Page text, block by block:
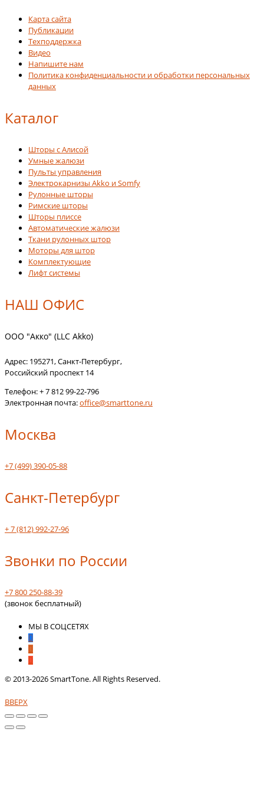
Карта сайта
Публикации
Техподдержка
Видео
Напишите нам
Политика конфиденциальности и обработки персональных
данных
Каталог
Шторы с Алисой
Умные жалюзи
Пульты управления
Электрокарнизы Akko и Somfy
Рулонные шторы
Римские шторы
Шторы плиссе
Автоматические жалюзи
Ткани рулонных штор
Моторы для штор
Комплектующие
Лифт системы
НАШ ОФИС
ООО "Акко" (LLC Akko)
Адрес: 195271,Санкт-Петербург,
Российский проспект 14
Телефон:+ 7 812 99-22-796
Электронная почта:office@smarttone.ru
Москва
+7 (499) 390-05-88
Санкт-Петербург
+ 7 (812) 992-27-96
Звонки по России
+7 800 250-88-39
(звонок бесплатный)
МЫ В СОЦСЕТЯХ
© 2013-2026 SmartTone. All Rights Reserved.
ВВЕРХ